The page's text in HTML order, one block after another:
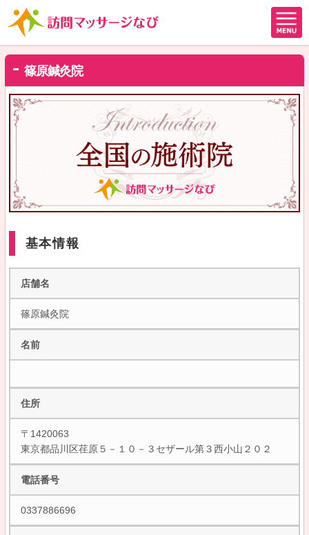
篠原鍼灸院
基本情報
店舗名
篠原鍼灸院
名前
住所
〒1420063
東京都品川区荏原５－１０－３セザール第３西小山２０２
電話番号
0337886696